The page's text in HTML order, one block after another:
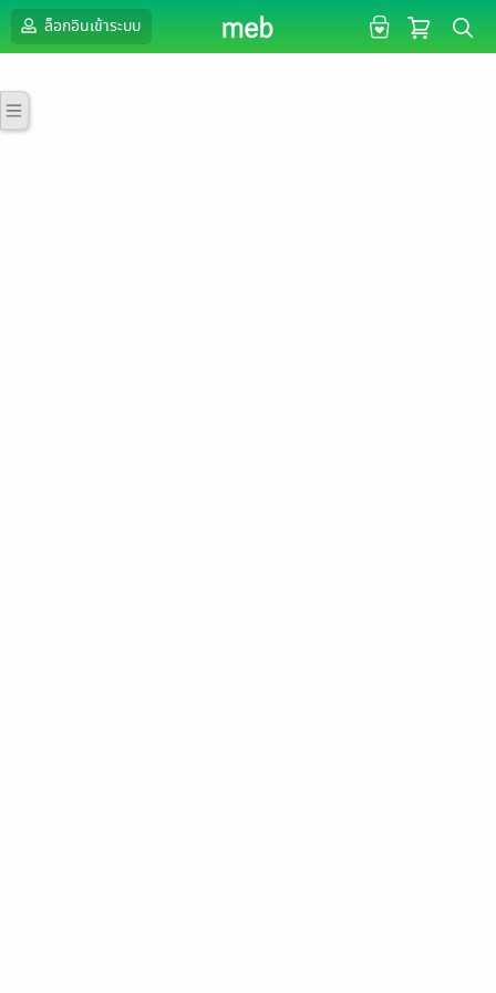
ล็อกอินเข้าระบบ